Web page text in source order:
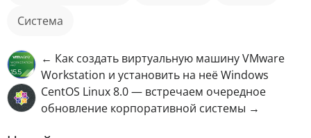
Система
← Как создать виртуальную машину VMware
Workstation и установить на неё Windows
CentOS Linux 8.0 — встречаем очередное
обновление корпоративной системы →